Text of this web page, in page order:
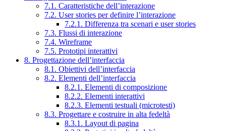
7.1. Caratteristiche dell’interazione
7.2. User stories per definire l’interazione
7.2.1. Differenza tra scenari e user stories
7.3. Flussi di interazione
7.4. Wireframe
7.5. Prototipi interattivi
8. Progettazione dell’interfaccia
8.1. Obiettivi dell’interfaccia
8.2. Elementi dell’interfaccia
8.2.1. Elementi di composizione
8.2.2. Elementi interattivi
8.2.3. Elementi testuali (microtesti)
8.3. Progettare e costruire in alta fedeltà
8.3.1. Layout di pagina